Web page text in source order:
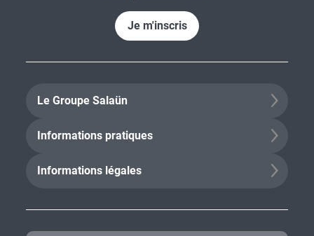
Je m'inscris
Le Groupe Salaün
Informations pratiques
Informations légales